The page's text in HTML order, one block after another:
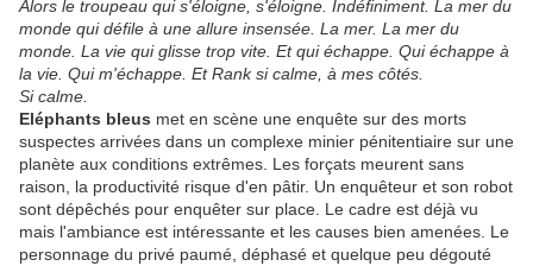
Alors le troupeau qui s'éloigne, s'éloigne. Indéfiniment. La mer du
monde qui défile à une allure insensée. La mer. La mer du
monde. La vie qui glisse trop vite. Et qui échappe. Qui échappe à
la vie. Qui m'échappe. Et Rank si calme, à mes côtés.
Si calme.
Eléphants bleus met en scène une enquête sur des morts
suspectes arrivées dans un complexe minier pénitentiaire sur une
planète aux conditions extrêmes. Les forçats meurent sans
raison, la productivité risque d'en pâtir. Un enquêteur et son robot
sont dépêchés pour enquêter sur place. Le cadre est déjà vu
mais l'ambiance est intéressante et les causes bien amenées. Le
personnage du privé paumé, déphasé et quelque peu dégouté